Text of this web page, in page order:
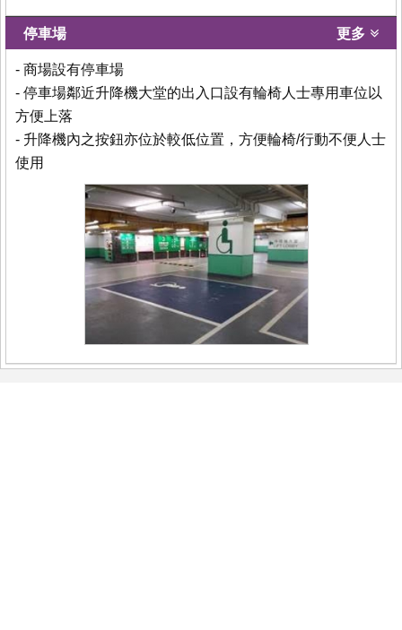
停車場 更多
- 商場設有停車場
- 停車場鄰近升降機大堂的出入口設有輪椅人士專用車位以
方便上落
- 升降機內之按鈕亦位於較低位置，方便輪椅/行動不便人士
使用